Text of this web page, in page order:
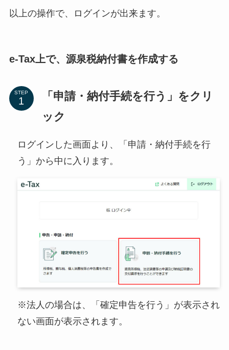
以上の操作で、ログインが出来ます。
e-Tax上で、源泉税納付書を作成する
STEP
「申請・納付手続を行う」をクリ
ック
ログインした画面より、「申請・納付手続を行
う」から中に入ります。
※法人の場合は、「確定申告を行う」が表示され
ない画面が表示されます。